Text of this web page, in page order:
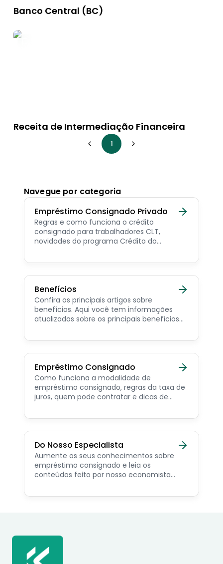
Banco Central (BC)
Receita de Intermediação Financeira
1
Navegue por categoria
Empréstimo Consignado Privado
Regras e como funciona o crédito
consignado para trabalhadores CLT,
novidades do programa Crédito do
consignado privado.
Benefícios
Confira os principais artigos sobre
benefícios. Aqui você tem informações
atualizadas sobre os principais benefícios
pensionista e beneficiários de programas
Empréstimo Consignado
Como funciona a modalidade de
empréstimo consignado, regras da taxa de
juros, quem pode contratar e dicas de
Do Nosso Especialista
Aumente os seus conhecimentos sobre
empréstimo consignado e leia os
conteúdos feito por nosso economista